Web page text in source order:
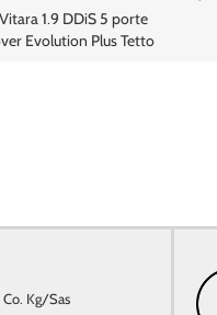
DDiS 5 porte
Plus Tetto
Kg/Sas